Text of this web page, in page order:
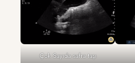
Çok Sayıda safra taşı